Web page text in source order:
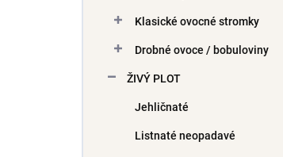
Klasické ovocné stromky
Drobné ovoce / bobuloviny
ŽIVÝ PLOT
Jehličnaté
Listnaté neopadavé